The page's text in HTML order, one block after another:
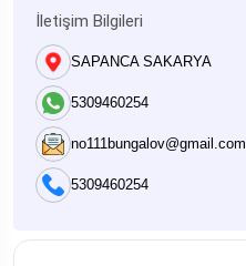
İletişim Bilgileri
SAPANCA SAKARYA
5309460254
no111bungalov@gmail.com
5309460254